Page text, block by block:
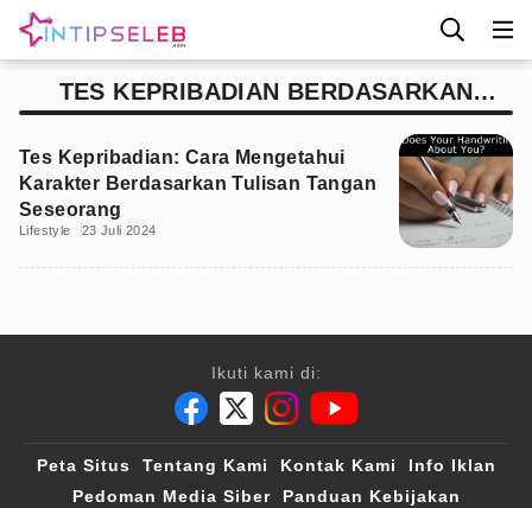
TES KEPRIBADIAN BERDASARKAN
TULISAN TANGAN
Tes Kepribadian: Cara Mengetahui
Karakter Berdasarkan Tulisan Tangan
Seseorang
Lifestyle 23 Juli 2024
Ikuti kami di:
Peta Situs Tentang Kami Kontak Kami
Info Iklan
Pedoman Media Siber
Panduan Kebijakan